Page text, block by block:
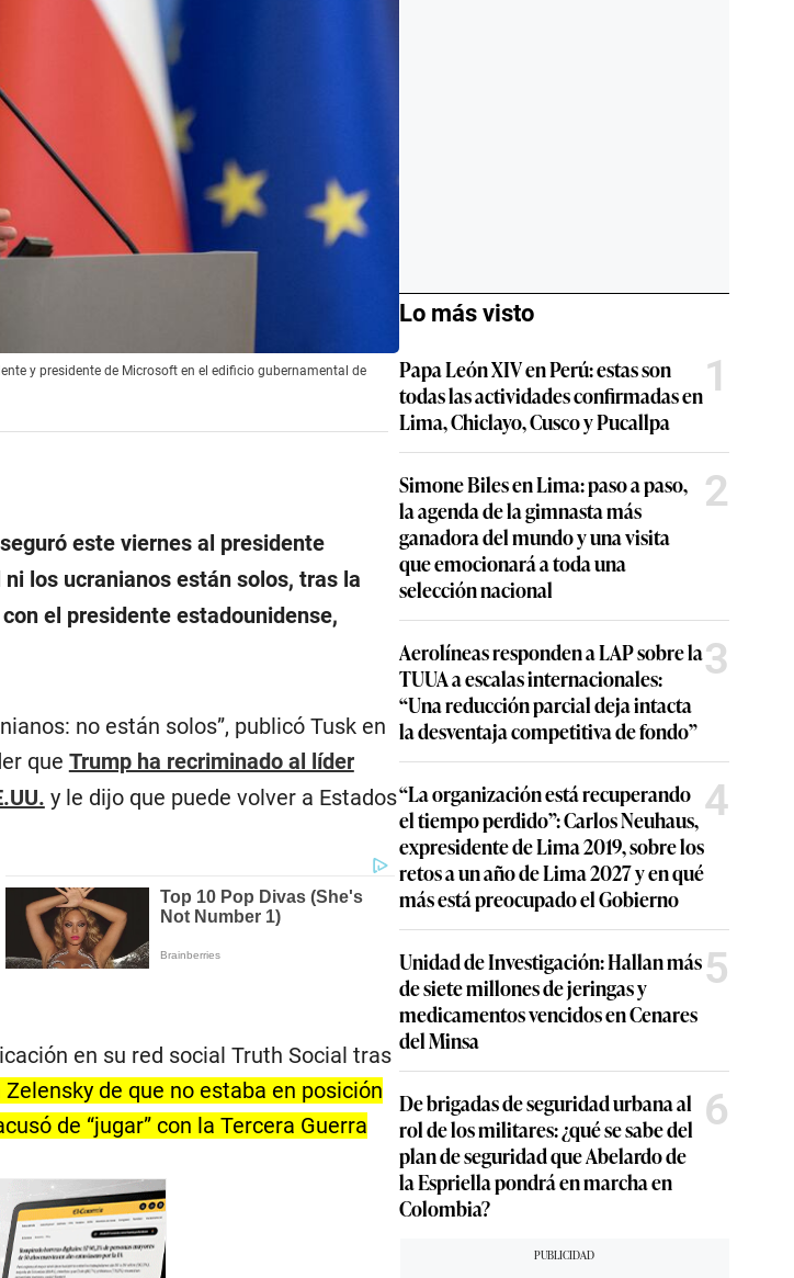
y presidente de Microsoft en el edificio gubernamental de
este viernes al presidente
ni los ucranianos están solos, tras la
el presidente estadounidense,
no están solos”, publicó Tusk en
que Trump ha recriminado al líder
y le dijo que puede volver a Estados
en su red social Truth Social tras
de que no estaba en posición
de “jugar” con la Tercera Guerra
Lo más visto
Papa León XIV en Perú: estas son
todas las actividades confirmadas en
Lima, Chiclayo, Cusco y Pucallpa
1
Simone Biles en Lima: paso a paso,
la agenda de la gimnasta más
ganadora del mundo y una visita
que emocionará a toda una
selección nacional
2
Aerolíneas responden a LAP sobre la
TUUA a escalas internacionales:
“Una reducción parcial deja intacta
la desventaja competitiva de fondo”
3
“La organización está recuperando
el tiempo perdido”: Carlos Neuhaus,
expresidente de Lima 2019, sobre los
retos a un año de Lima 2027 y en qué
más está preocupado el Gobierno
4
Unidad de Investigación: Hallan más
de siete millones de jeringas y
medicamentos vencidos en Cenares
del Minsa
5
De brigadas de seguridad urbana al
rol de los militares: ¿qué se sabe del
plan de seguridad que Abelardo de
la Espriella pondrá en marcha en
Colombia?
6